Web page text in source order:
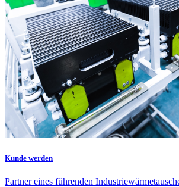
Kunde werden
Partner eines führenden